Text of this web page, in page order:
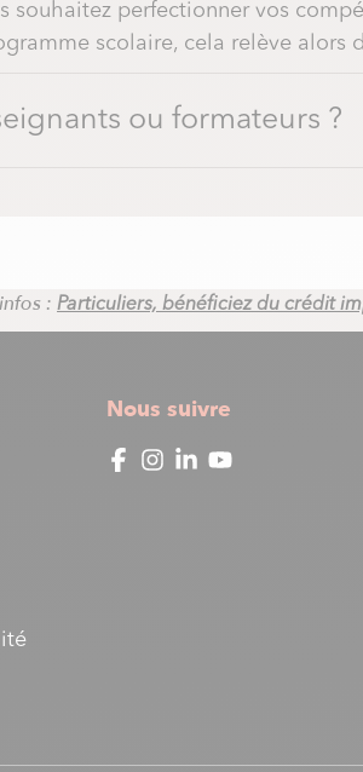
souhaitez perfectionner vos
scolaire, cela relève alors
ou formateurs ?
: Particuliers, bénéficiez du crédit
Nous suivre